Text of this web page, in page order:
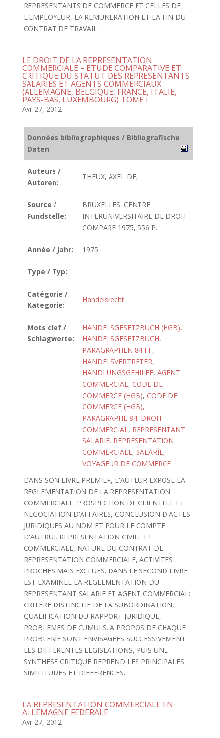
REPRESENTANTS DE COMMERCE ET CELLES DE
L'EMPLOYEUR, LA REMUNERATION ET LA FIN DU
CONTRAT DE TRAVAIL.
LE DROIT DE LA REPRESENTATION
COMMERCIALE – ETUDE COMPARATIVE ET
CRITIQUE DU STATUT DES REPRESENTANTS
SALARIES ET AGENTS COMMERCIAUX
(ALLEMAGNE, BELGIQUE, FRANCE, ITALIE,
PAYS-BAS, LUXEMBOURG) TOME I
Avr 27, 2012
Données bibliographiques / Bibliografische
Daten
Auteurs /
Autoren:
THEUX, AXEL DE;
Source /
Fundstelle:
BRUXELLES. CENTRE
INTERUNIVERSITAIRE DE DROIT
COMPARE 1975, 556 P.
Année / Jahr: 1975
Type / Typ:
Catégorie /
Kategorie:
Handelsrecht
Mots clef /
Schlagworte:
HANDELSGESETZBUCH (HGB),
HANDELSGESETZBUCH,
PARAGRAPHEN 84 FF,
HANDELSVERTRETER,
HANDLUNGSGEHILFE, AGENT
COMMERCIAL, CODE DE
COMMERCE (HGB), CODE DE
COMMERCE (HGB),
PARAGRAPHE 84, DROIT
COMMERCIAL, REPRESENTANT
SALARIE, REPRESENTATION
COMMERCIALE, SALARIE,
VOYAGEUR DE COMMERCE
DANS SON LIVRE PREMIER, L'AUTEUR EXPOSE LA
REGLEMENTATION DE LA REPRESENTATION
COMMERCIALE: PROSPECTION DE CLIENTELE ET
NEGOCIATION D'AFFAIRES, CONCLUSION D'ACTES
JURIDIQUES AU NOM ET POUR LE COMPTE
D'AUTRUI, REPRESENTATION CIVILE ET
COMMERCIALE, NATURE DU CONTRAT DE
REPRESENTATION COMMERCIALE, ACTIVITES
PROCHES MAIS EXCLUES. DANS LE SECOND LIVRE
EST EXAMINEE LA REGLEMENTATION DU
REPRESENTANT SALARIE ET AGENT COMMERCIAL:
CRITERE DISTINCTIF DE LA SUBORDINATION,
QUALIFICATION DU RAPPORT JURIDIQUE,
PROBLEMES DE CUMULS. A PROPOS DE CHAQUE
PROBLEME SONT ENVISAGEES SUCCESSIVEMENT
LES DIFFERENTES LEGISLATIONS, PUIS UNE
SYNTHESE CRITIQUE REPREND LES PRINCIPALES
SIMILITUDES ET DIFFERENCES.
LA REPRESENTATION COMMERCIALE EN
ALLEMAGNE FEDERALE
Avr 27, 2012